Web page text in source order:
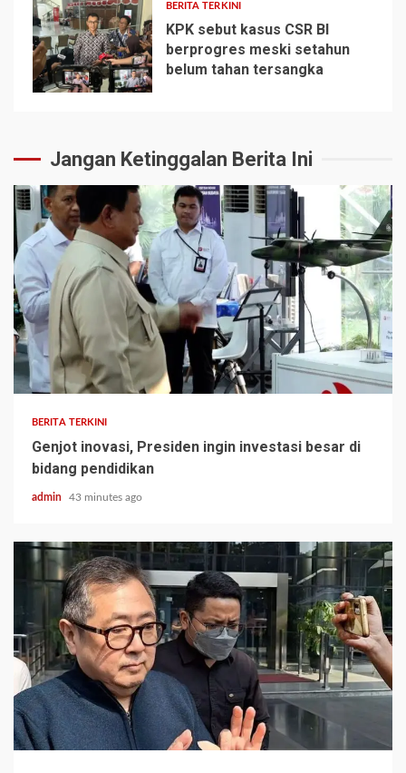
5
BERITA TERKINI
KPK sebut kasus CSR BI
berprogres meski setahun
belum tahan tersangka
Jangan Ketinggalan Berita Ini
BERITA TERKINI
Genjot inovasi, Presiden ingin investasi besar di
bidang pendidikan
admin 43 minutes ago